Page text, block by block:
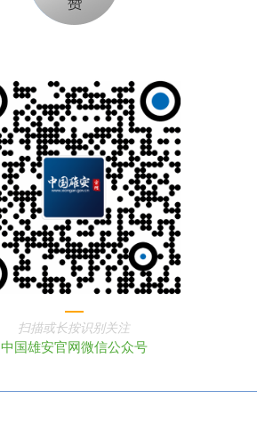
扫描或长按识别关注
中国雄安官网微信公众号